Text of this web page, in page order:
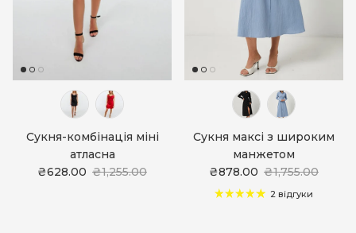
Сукня-комбінація міні
атласна
₴628.00 ₴1,255.00
Сукня максі з широким
манжетом
₴878.00 ₴1,755.00
2 відгуки